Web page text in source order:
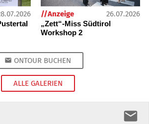
//Anzeige 26.07.2026
„Zett“-Miss Südtirol
Workshop 2
ONTOUR BUCHEN
ALLE GALERIEN